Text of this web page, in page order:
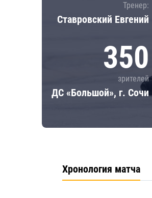
Тренер:
Ставровский Евгений
350
зрителей
ДС «Большой», г. Сочи
Хронология матча